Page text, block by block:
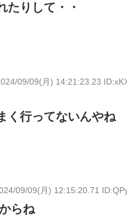
たりして・・
09/09(月) 14:21:23.23
く行ってないんやね
09/09(月) 12:15:20.71
らね